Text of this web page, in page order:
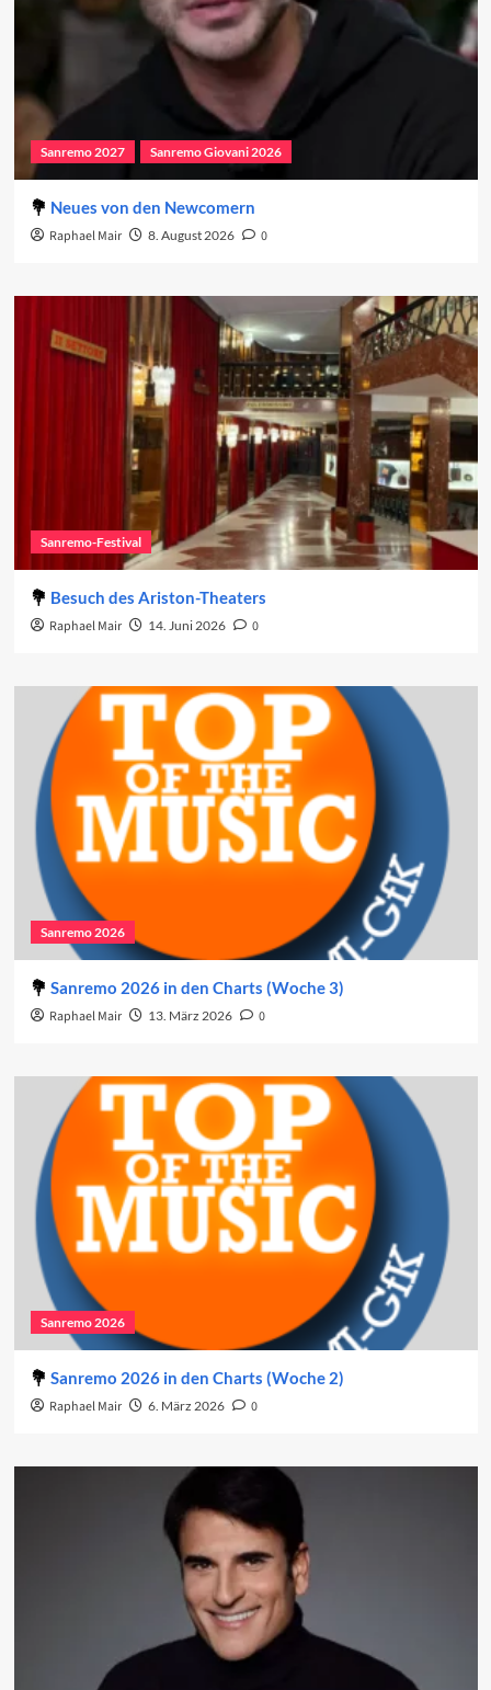
Sanremo 2027 Sanremo Giovani 2026
Neues von den Newcomern
Raphael Mair 8. August 2026 0
Sanremo-Festival
Besuch des Ariston-Theaters
Raphael Mair 14. Juni 2026 0
Sanremo 2026
Sanremo 2026 in den Charts (Woche 3)
Raphael Mair 13. März 2026 0
Sanremo 2026
Sanremo 2026 in den Charts (Woche 2)
Raphael Mair 6. März 2026 0